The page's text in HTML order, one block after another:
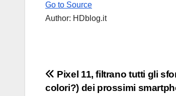
Go to Source
Author: HDblog.it
Navigazione
Pixel 11, filtrano tutti gli
colori?) dei prossimi